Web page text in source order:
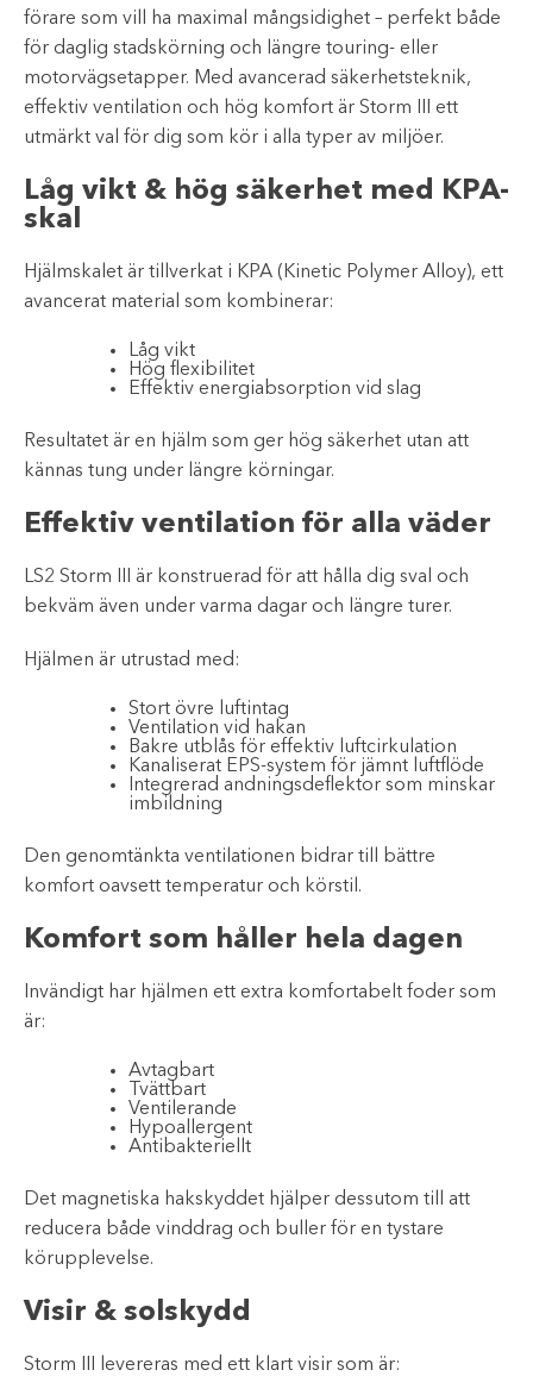
förare som vill ha maximal mångsidighet – perfekt både
för daglig stadskörning och längre touring- eller
motorvägsetapper. Med avancerad säkerhetsteknik,
effektiv ventilation och hög komfort är Storm III ett
utmärkt val för dig som kör i alla typer av miljöer.
Låg vikt & hög säkerhet med KPA-
skal
Hjälmskalet är tillverkat i KPA (Kinetic Polymer Alloy), ett
avancerat material som kombinerar:
Låg vikt
Hög flexibilitet
Effektiv energiabsorption vid slag
Resultatet är en hjälm som ger hög säkerhet utan att
kännas tung under längre körningar.
Effektiv ventilation för alla väder
LS2 Storm III är konstruerad för att hålla dig sval och
bekväm även under varma dagar och längre turer.
Hjälmen är utrustad med:
Stort övre luftintag
Ventilation vid hakan
Bakre utblås för effektiv luftcirkulation
Kanaliserat EPS-system för jämnt luftflöde
Integrerad andningsdeflektor som minskar
imbildning
Den genomtänkta ventilationen bidrar till bättre
komfort oavsett temperatur och körstil.
Komfort som håller hela dagen
Invändigt har hjälmen ett extra komfortabelt foder som
är:
Avtagbart
Tvättbart
Ventilerande
Hypoallergent
Antibakteriellt
Det magnetiska hakskyddet hjälper dessutom till att
reducera både vinddrag och buller för en tystare
körupplevelse.
Visir & solskydd
Storm III levereras med ett klart visir som är: